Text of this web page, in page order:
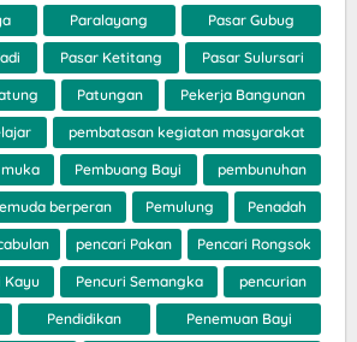
Paralayang Pasar Gubug
Pasar Ketitang Pasar Sulursari
Patungan Pekerja Bangunan
pembatasan kegiatan masyarakat
Pembuang Bayi pembunuhan
berperan Pemulung Penadah
pencari Pakan Pencari Rongsok
Kayu Pencuri Semangka pencurian
Pendidikan Penemuan Bayi